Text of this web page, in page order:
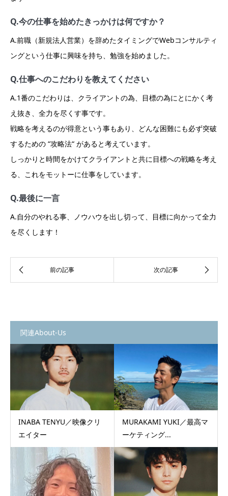
Q.今の仕事を始めたきっかけは何ですか？
A.前職（新規法人営業）を辞めたタイミングでWebコンサルティ
ングという仕事に興味を持ち、勉強を始めました。
Q.仕事へのこだわりを教えてください
A.1番のこだわりは、クライアントの為、目標の為にとにかく考
え抜き、全力を尽くす事です。
戦略を考えるのが得意という事もあり、どんな困難にも必ず突破
するための “攻略法“ があると考えています。
しっかりと時間をかけてクライアントと共に目標への戦略を考え
る、これをモットーに仕事をしています。
Q.最後に一言
A.自分のやれる事、ノウハウを出し切って、目標に向かって全力
を尽くします！
関連About-Us
INABA TENYU／映像クリ
エイター
MURAKAMI YUKI／最高マ
ーケティング...